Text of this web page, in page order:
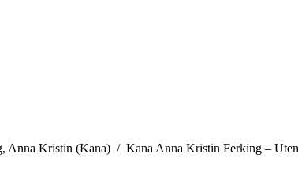
Anna Kristin (Kana) Kana Anna Kristin Ferking –